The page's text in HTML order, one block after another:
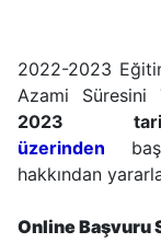
2022-2023
Azami Süresini
2023
üzerinden
hakkından
Online Başvuru